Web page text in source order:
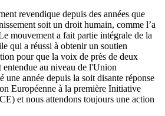
revendique depuis des années que
soit un droit humain, comme l’a
mouvement a fait partie intégrale de la
qui a réussi à obtenir un soutien
pour que la voix de près de deux
entendue au niveau de l'Union
une année depuis la soit disante réponse
Européenne à la première Initiative
et nous attendons toujours une action